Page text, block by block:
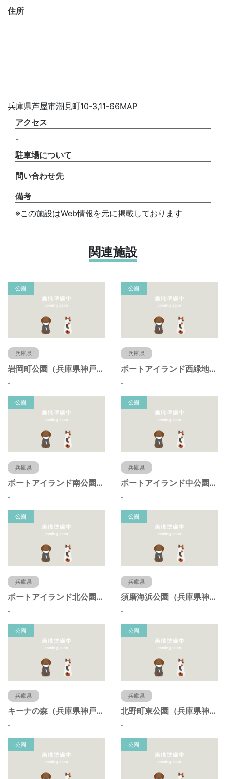
住所
兵庫県芦屋市潮見町10-3,11-66MAP
アクセス
-
駐車場について
問い合わせ先
備考
※この施設はWeb情報を元に掲載しております
関連施設
公園
兵庫県
岩岡町公園（兵庫県神戸市）
-
公園
兵庫県
ポートアイランド西緑地（兵庫県神戸市）
-
公園
兵庫県
ポートアイランド南公園（兵庫県神戸市）
-
公園
兵庫県
ポートアイランド中公園（兵庫県神戸市）
-
公園
兵庫県
ポートアイランド北公園（兵庫県神戸市）
-
公園
兵庫県
須磨海浜公園（兵庫県神戸市）
-
公園
兵庫県
キーナの森（兵庫県神戸市）
-
公園
兵庫県
北野町東公園（兵庫県神戸市）
-
公園 公園